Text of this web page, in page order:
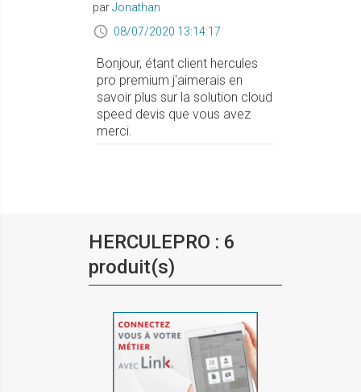
parJonathan
08/07/2020 13:14:17
Bonjour, étant client hercules
pro premium j'aimerais en
savoir plus sur la solution cloud
speed devis que vous avez
merci.
HERCULEPRO : 6
produit(s)